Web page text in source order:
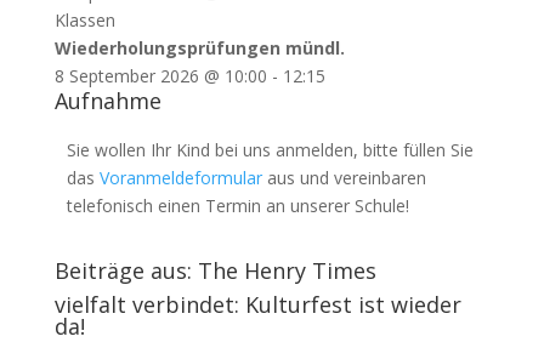
Klassen
Wiederholungsprüfungen mündl.
8 September 2026 @ 10:00 - 12:15
Aufnahme
Sie wollen Ihr Kind bei uns anmelden, bitte füllen Sie
das Voranmeldeformularaus und vereinbaren
telefonisch einen Termin an unserer Schule!
Beiträge aus: The Henry Times
vielfalt verbindet: Kulturfest ist wieder
da!